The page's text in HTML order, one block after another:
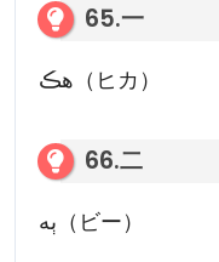
65.一
هڪ（ヒカ）
66.二
ٻه（ビー）